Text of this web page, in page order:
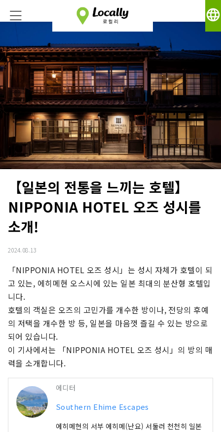
language
【일본의 전통을 느끼는 호텔】
NIPPONIA HOTEL 오즈 성시를
소개!
2024.08.13
「NIPPONIA HOTEL 오즈 성시」는 성시 자체가 호텔이 되
고 있는, 에히메현 오스시에 있는 일본 최대의 분산형 호텔입
니다.
호텔의 객실은 오즈의 고민가를 개수한 방이나, 전당의 후예
의 저택을 개수한 방 등, 일본을 마음껏 즐길 수 있는 방으로
되어 있습니다.
이 기사에서는 「NIPPONIA HOTEL 오즈 성시」의 방의 매
력을 소개합니다.
에디터
Southern Ehime Escapes
에히메현의 서부 에히메(난요) 서둘러 천천히 일본